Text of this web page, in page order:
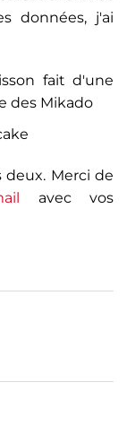
données, j'ai
fait d'une
des Mikado
Merci de
avec vos